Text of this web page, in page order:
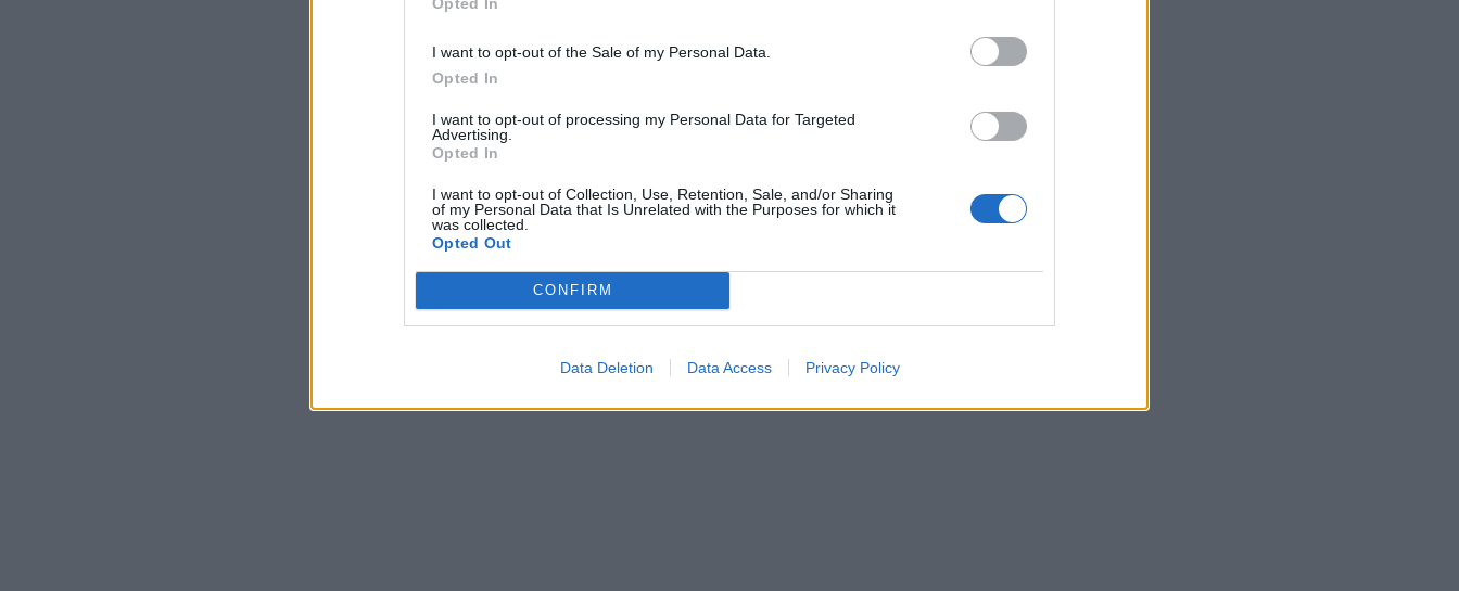
I want to opt-out of the Sale of my Personal Data.
Opted In
I want to opt-out of processing my Personal Data for Targeted
Advertising.
Opted In
I want to opt-out of Collection, Use, Retention, Sale, and/or Sharing
of my Personal Data that Is Unrelated with the Purposes for which it
was collected.
Opted Out
CONFIRM
Data Deletion Data Access Privacy Policy